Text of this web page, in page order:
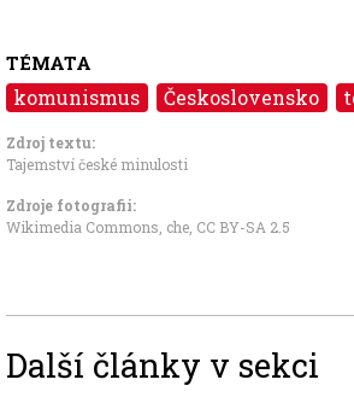
TÉMATA
komunismus Československo
Zdroj textu:
Tajemství české minulosti
Zdroje fotografii:
Wikimedia Commons, che CC BY-SA 2.5
Další články v sekci